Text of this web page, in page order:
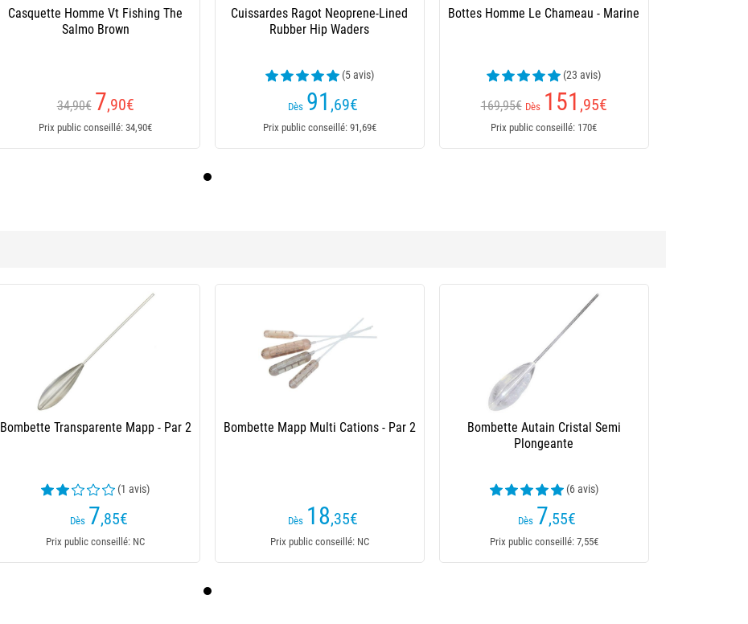
Casquette Homme Vt Fishing The
Salmo Brown
34,90€ 7,90€
Prix public conseillé: 34,90€
Cuissardes Ragot Neoprene-Lined
Rubber Hip Waders
(5 avis)
Dès 91 ,69€
Prix public conseillé: 91,69€
Bottes Homme Le Chameau - Marine
(23 avis)
169,95€ Dès 151 ,95€
Prix public conseillé: 170€
Bombette Transparente Mapp - Par 2
(1 avis)
Dès 7,85€
Prix public conseillé: NC
Bombette Mapp Multi Cations - Par 2
Dès 18,35€
Prix public conseillé: NC
Bombette Autain Cristal Semi
Plongeante
(6 avis)
Dès 7,55€
Prix public conseillé: 7,55€